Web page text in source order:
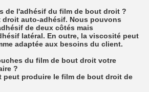
de l'adhésif du film de bout droit ?
droit auto-adhésif. Nous pouvons
de deux côtés mais
latéral. En outre, la viscosité peut
adaptée aux besoins du client.
du film de bout droit votre
?
peut produire le film de bout droit de